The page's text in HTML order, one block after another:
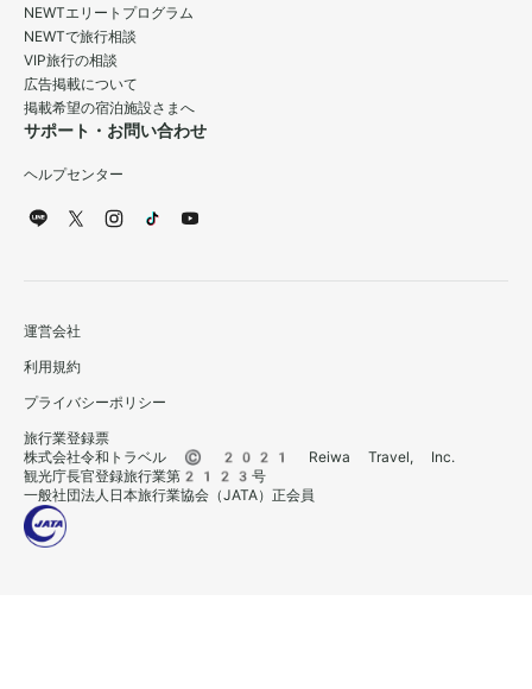
NEWTエリートプログラム
NEWTで旅行相談
VIP旅行の相談
広告掲載について
掲載希望の宿泊施設さまへ
サポート・お問い合わせ
ヘルプセンター
運営会社
利用規約
プライバシーポリシー
旅行業登録票
株式会社令和トラベル © 2021 Reiwa Travel, Inc.
観光庁長官登録旅行業第2123号
一般社団法人日本旅行業協会（JATA）正会員